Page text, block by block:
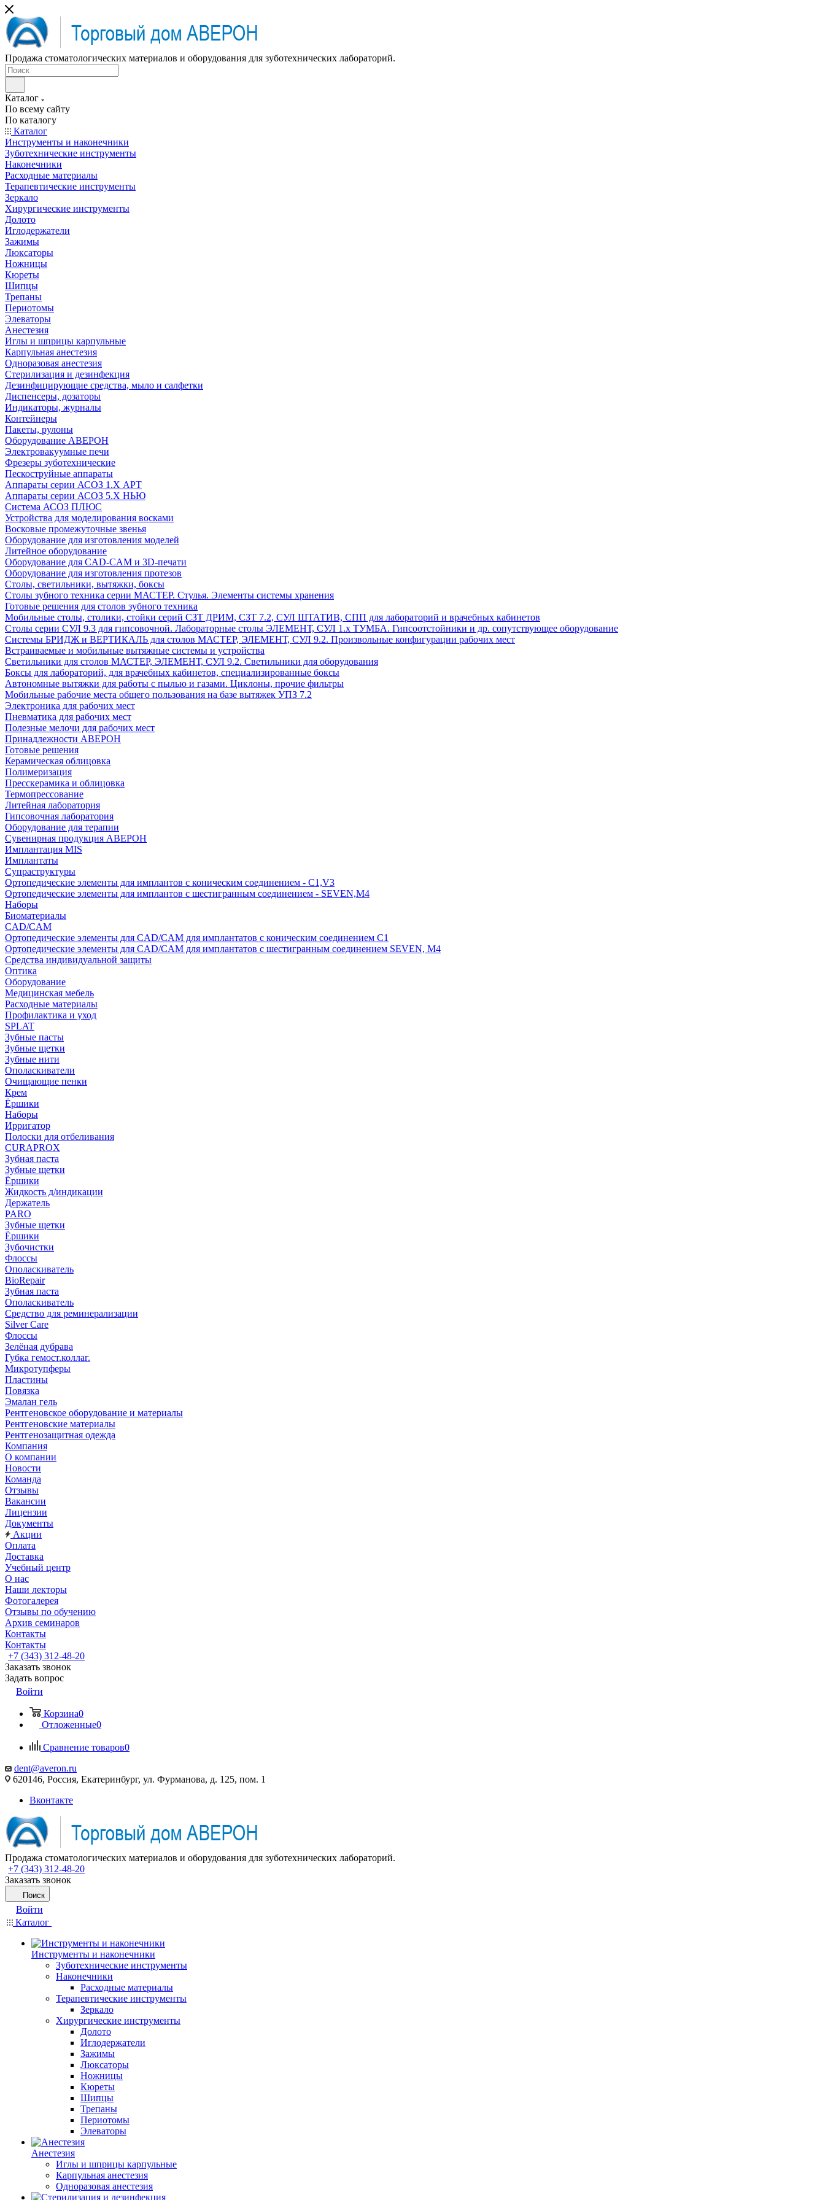
Продажа стоматологических материалов и оборудования для зуботехнических лабораторий.
Каталог
По всему сайту
По каталогу
Каталог
Инструменты и наконечники
Зуботехнические инструменты
Наконечники
Расходные материалы
Терапевтические инструменты
Зеркало
Хирургические инструменты
Долото
Иглодержатели
Зажимы
Люксаторы
Ножницы
Кюреты
Шипцы
Трепаны
Периотомы
Элеваторы
Анестезия
Иглы и шприцы карпульные
Карпульная анестезия
Одноразовая анестезия
Стерилизация и дезинфекция
Дезинфицирующие средства, мыло и салфетки
Диспенсеры, дозаторы
Индикаторы, журналы
Контейнеры
Пакеты, рулоны
Оборудование АВЕРОН
Электровакуумные печи
Фрезеры зуботехнические
Пескоструйные аппараты
Аппараты серии АСОЗ 1.Х АРТ
Аппараты серии АСОЗ 5.Х НЬЮ
Система АСОЗ ПЛЮС
Устройства для моделирования восками
Восковые промежуточные звенья
Оборудование для изготовления моделей
Литейное оборудование
Оборудование для CAD-CAM и 3D-печати
Оборудование для изготовления протезов
Cтолы, светильники, вытяжки, боксы
Столы зубного техника серии МАСТЕР. Стулья. Элементы системы хранения
Готовые решения для столов зубного техника
Мобильные столы, столики, стойки серий СЗТ ДРИМ, СЗТ 7.2, СУЛ ШТАТИВ, СПП для лабораторий и врачебных кабинетов
Столы серии СУЛ 9.3 для гипсовочной. Лабораторные столы ЭЛЕМЕНТ, СУЛ 1.х ТУМБА. Гипсоотстойники и др. сопутствующее оборудование
Системы БРИДЖ и ВЕРТИКАЛЬ для столов МАСТЕР, ЭЛЕМЕНТ, СУЛ 9.2. Произвольные конфигурации рабочих мест
Встраиваемые и мобильные вытяжные системы и устройства
Светильники для столов МАСТЕР, ЭЛЕМЕНТ, СУЛ 9.2. Светильники для оборудования
Боксы для лабораторий, для врачебных кабинетов, специализированные боксы
Автономные вытяжки для работы с пылью и газами. Циклоны, прочие фильтры
Мобильные рабочие места общего пользования на базе вытяжек УПЗ 7.2
Электроника для рабочих мест
Пневматика для рабочих мест
Полезные мелочи для рабочих мест
Принадлежности АВЕРОН
Готовые решения
Керамическая облицовка
Полимеризация
Пресскерамика и облицовка
Термопрессование
Литейная лаборатория
Гипсовочная лаборатория
Оборудование для терапии
Сувенирная продукция АВЕРОН
Имплантация MIS
Имплантаты
Супраструктуры
Ортопедические элементы для имплантов с коническим соединением - C1,V3
Ортопедические элементы для имплантов с шестигранным соединением - SEVEN,M4
Наборы
Биоматериалы
CAD/CAM
Ортопедические элементы для CAD/CAM для имплантатов с коническим соединением С1
Ортопедические элементы для CAD/CAM для имплантатов с шестигранным соединением SEVEN, М4
Средства индивидуальной защиты
Оптика
Оборудование
Медицинская мебель
Расходные материалы
Профилактика и уход
SPLAT
Зубные пасты
Зубные щетки
Зубные нити
Ополаскиватели
Очищающие пенки
Крем
Ёршики
Наборы
Ирригатор
Полоски для отбеливания
CURAPROX
Зубная паста
Зубные щетки
Ёршики
Жидкость д/индикации
Держатель
PARO
Зубные щетки
Ёршики
Зубочистки
Флоссы
Ополаскиватель
BioRepair
Зубная паста
Ополаскиватель
Средство для реминерализации
Silver Care
Флоссы
Зелёная дубрава
Губка гемост.коллаг.
Микротупферы
Пластины
Повязка
Эмалан гель
Рентгеновское оборудование и материалы
Рентгеновские материалы
Рентгенозащитная одежда
Компания
О компании
Новости
Команда
Отзывы
Вакансии
Лицензии
Документы
Акции
Оплата
Доставка
Учебный центр
О нас
Наши лекторы
Фотогалерея
Отзывы по обучению
Архив семинаров
Контакты
Контакты
+7 (343) 312-48-20
Заказать звонок
Задать вопрос
Войти
Корзина0
Отложенные0
Сравнение товаров0
dent@averon.ru
620146, Россия, Екатеринбург, ул. Фурманова, д. 125, пом. 1
Вконтакте
Продажа стоматологических материалов и оборудования для зуботехнических лабораторий.
+7 (343) 312-48-20
Заказать звонок
Поиск
Войти
Каталог
Инструменты и наконечники
Зуботехнические инструменты
Наконечники
Расходные материалы
Терапевтические инструменты
Зеркало
Хирургические инструменты
Долото
Иглодержатели
Зажимы
Люксаторы
Ножницы
Кюреты
Шипцы
Трепаны
Периотомы
Элеваторы
Анестезия
Иглы и шприцы карпульные
Карпульная анестезия
Одноразовая анестезия